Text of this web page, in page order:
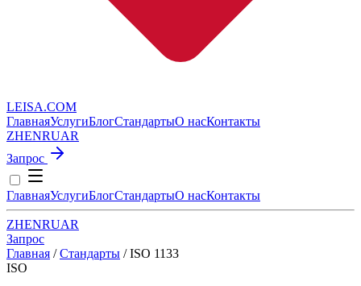
LEISA.COM
ГлавнаяУслугиБлогСтандартыО насКонтакты
ZHENRUAR
Запрос
ГлавнаяУслугиБлогСтандартыО насКонтакты
ZHENRUAR
Запрос
Главная / Стандарты / ISO 1133
ISO